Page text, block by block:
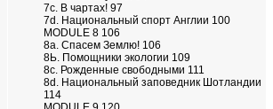
7с. В чартах! 97
7d. Национальный спорт Англии 100
MODULE 8 106
8а. Спасем Землю! 106
8Ь. Помощники экологии 109
8с. Рожденные свободными 111
8d. Национальный заповедник Шотландии
114